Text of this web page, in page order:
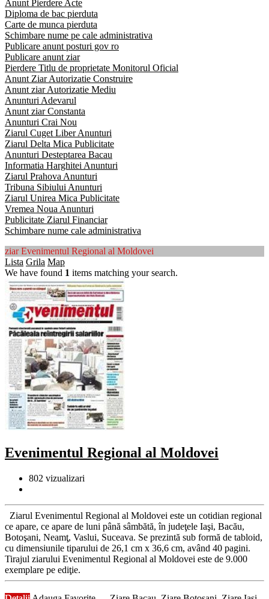
Anunt Pierdere Acte
Diploma de bac pierduta
Carte de munca pierduta
Schimbare nume pe cale administrativa
Publicare anunt posturi gov ro
Publicare anunt ziar
Pierdere Titlu de proprietate Monitorul Oficial
Anunt Ziar Autorizatie Construire
Anunt ziar Autorizatie Mediu
Anunturi Adevarul
Anunt ziar Constanta
Anunturi Crai Nou
Ziarul Cuget Liber Anunturi
Ziarul Delta Mica Publicitate
Anunturi Desteptarea Bacau
Informatia Harghitei Anunturi
Ziarul Prahova Anunturi
Tribuna Sibiului Anunturi
Ziarul Unirea Mica Publicitate
Vremea Noua Anunturi
Publicitate Ziarul Financiar
Schimbare nume cale administrativa
ziar Evenimentul Regional al Moldovei
Lista Grila Map
We have found 1 items matching your search.
Evenimentul Regional al Moldovei
802 vizualizari
Ziarul Evenimentul Regional al Moldovei este un cotidian regional
ce apare, ce apare de luni până sâmbătă, în judeţele Iaşi, Bacău,
Botoşani, Neamţ, Vaslui, Suceava. Se prezintă sub formă de tabloid,
cu dimensiunile tiparului de 26,1 cm x 36,6 cm, având 40 pagini.
Tirajul ziarului Evenimentul Regional al Moldovei este de 9.000
exemplare pe ediţie.